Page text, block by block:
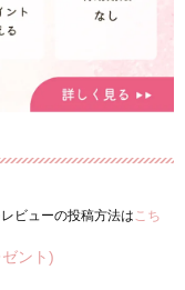
ビューの投稿方法は こち
ント)